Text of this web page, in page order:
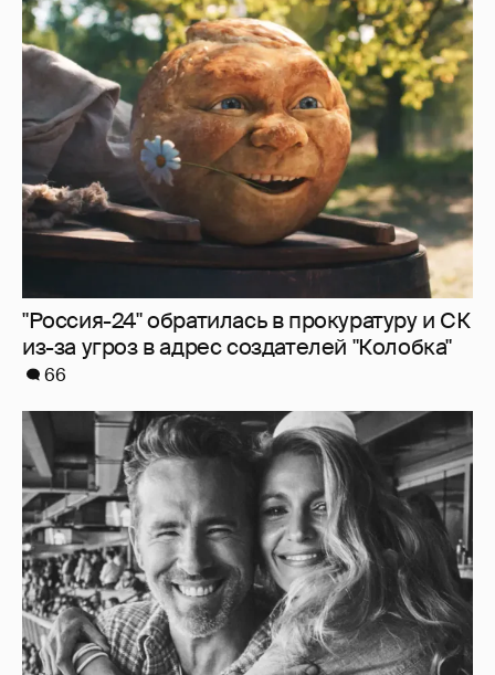
"Россия-24" обратилась в прокуратуру и СК
из-за угроз в адрес создателей "Колобка"
Блейк Лайвли и Райан Рейнольдс
посетили футбольный матч
8